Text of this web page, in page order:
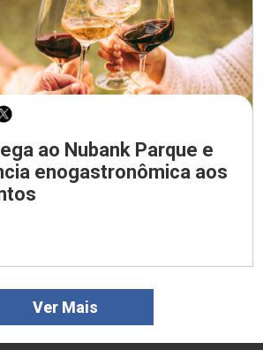
ao Nubank Parque e
enogastronômica aos
Ver Mais